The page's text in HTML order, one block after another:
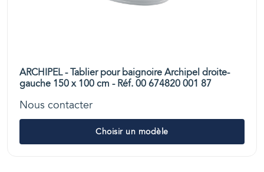
ARCHIPEL - Tablier pour baignoire Archipel droite-
gauche 150 x 100 cm - Réf. 00 674820 001 87
Nous contacter
Choisir un modèle